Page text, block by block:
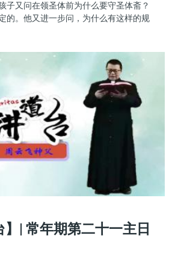
子又问在领圣体前为什么要守圣体斋？
的。他又进一步问，为什么有这样的规
】| 常年期第二十一主日